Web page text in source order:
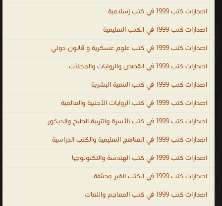
kutub ، التنمية البشرية
اصدارات كتب 1999 في كتب إسلامية
اصدارات كتب 1999 في الكتب التعليمية
اصدارات كتب 1999 في كتب علوم عسكرية و قانون دولي
اصدارات كتب 1999 في القصص والروايات والمجلّات
اصدارات كتب 1999 في كتب التنمية البشرية
اصدارات كتب 1999 في كتب الروايات الأجنبية والعالمية
اصدارات كتب 1999 في كتب الأسرة والتربية الطبخ والديكور
اصدارات كتب 1999 في المناهج التعليمية والكتب الدراسية
اصدارات كتب 1999 في كتب الهندسة والتكنولوجيا
اصدارات كتب 1999 في الكتب الغير مصنّفة
اصدارات كتب 1999 في كتب المعاجم واللغات